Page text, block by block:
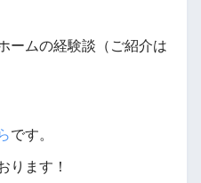
ームの経験談（ご紹介は
です。
ります！